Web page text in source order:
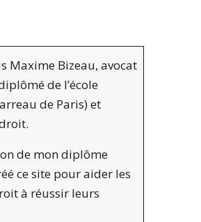
Maxime Bizeau, avocat
de l’école
de Paris) et
de mon diplôme
ce site pour aider les
à réussir leurs